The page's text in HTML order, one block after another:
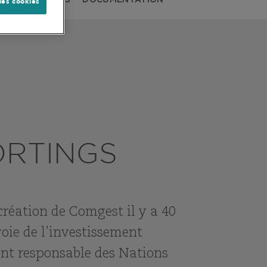
de Comgest il y a 40
de l’investissement
responsable des Nations
cookies